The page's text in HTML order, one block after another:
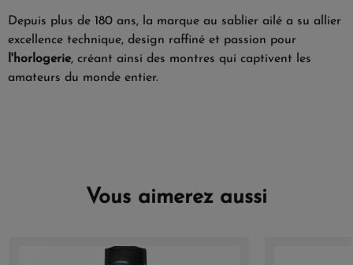
Depuis plus de 180 ans, la marque au sablier ailé a su allier
excellence technique, design raffiné et passion pour
l'horlogerie, créant ainsi des montres qui captivent les
amateurs du monde entier.
Vous aimerez aussi